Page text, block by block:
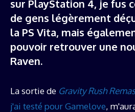
sur PlayStation 4, je fus
de gens légèrement
la PS Vita, mais
pouvoir retrouver une
Raven.
La sortie de Gravity Rush
j'ai testé pour Gamelove,